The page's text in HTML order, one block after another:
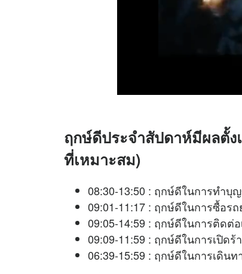
ฤกษ์ดีประจำสัปดาห์มีผลตั้ง
ที่เหมาะสม)
08:30-13:50 : ฤกษ์ดีในการทำบุ
09:01-11:17 : ฤกษ์ดีในการซื้อร
09:05-14:59 : ฤกษ์ดีในการติด
09:09-11:59 : ฤกษ์ดีในการเปิด
06:39-15:59 : ฤกษ์ดีในการเดิน